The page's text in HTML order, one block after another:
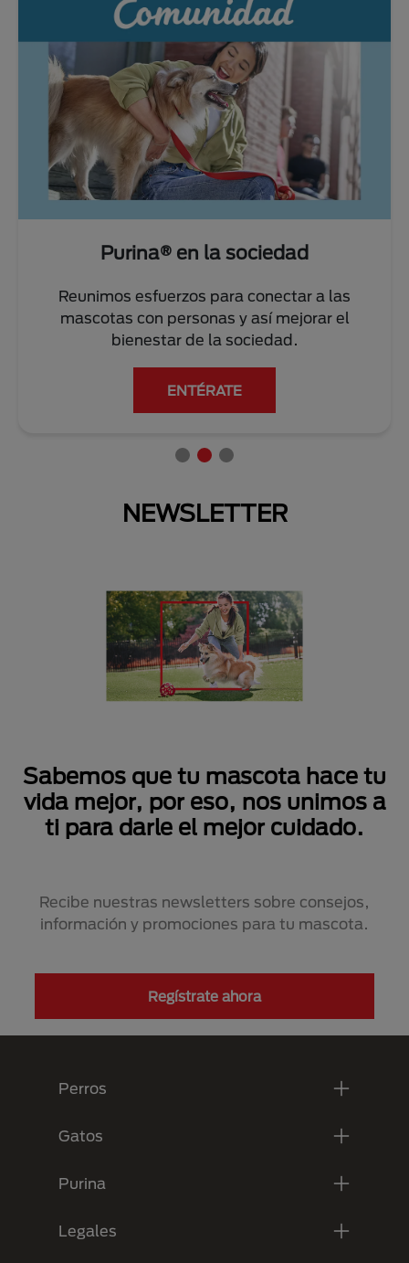
Purina® en la sociedad
Reunimos esfuerzos para conectar a las
mascotas con personas y así mejorar el
bienestar de la sociedad.
ENTÉRATE
NEWSLETTER
Sabemos que tu mascota hace tu
vida mejor, por eso, nos unimos a
ti para darle el mejor cuidado.
Recibe nuestras newsletters sobre consejos,
información y promociones para tu mascota.
Regístrate ahora
Perros
Gatos
Purina
Legales